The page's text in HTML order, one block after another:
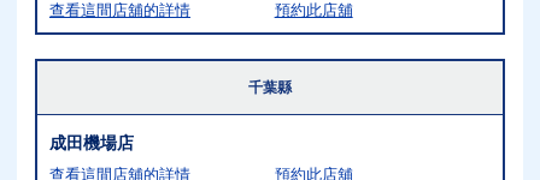
查看這間店舖的詳情 預約此店舖
千葉縣
成田機場店
查看這間店舖的詳情 預約此店舖